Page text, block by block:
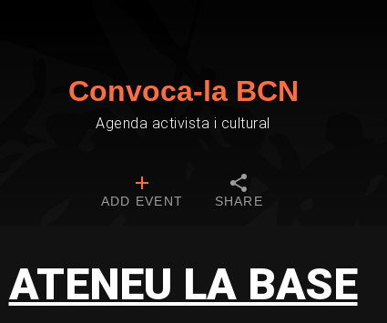
Convoca-la BCN
Agenda activista i cultural
ADD EVENT SHARE
ATENEU LA BASE